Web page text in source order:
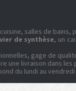
salles de bains,
de synthèse, un
gage de
une livraison dans les
du lundi au vendredi